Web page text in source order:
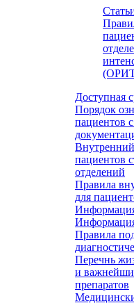
Доступная
Порядок
пациентов
пациентов
отделений
Правила
для
Правила
Перечнь
и
препаратов